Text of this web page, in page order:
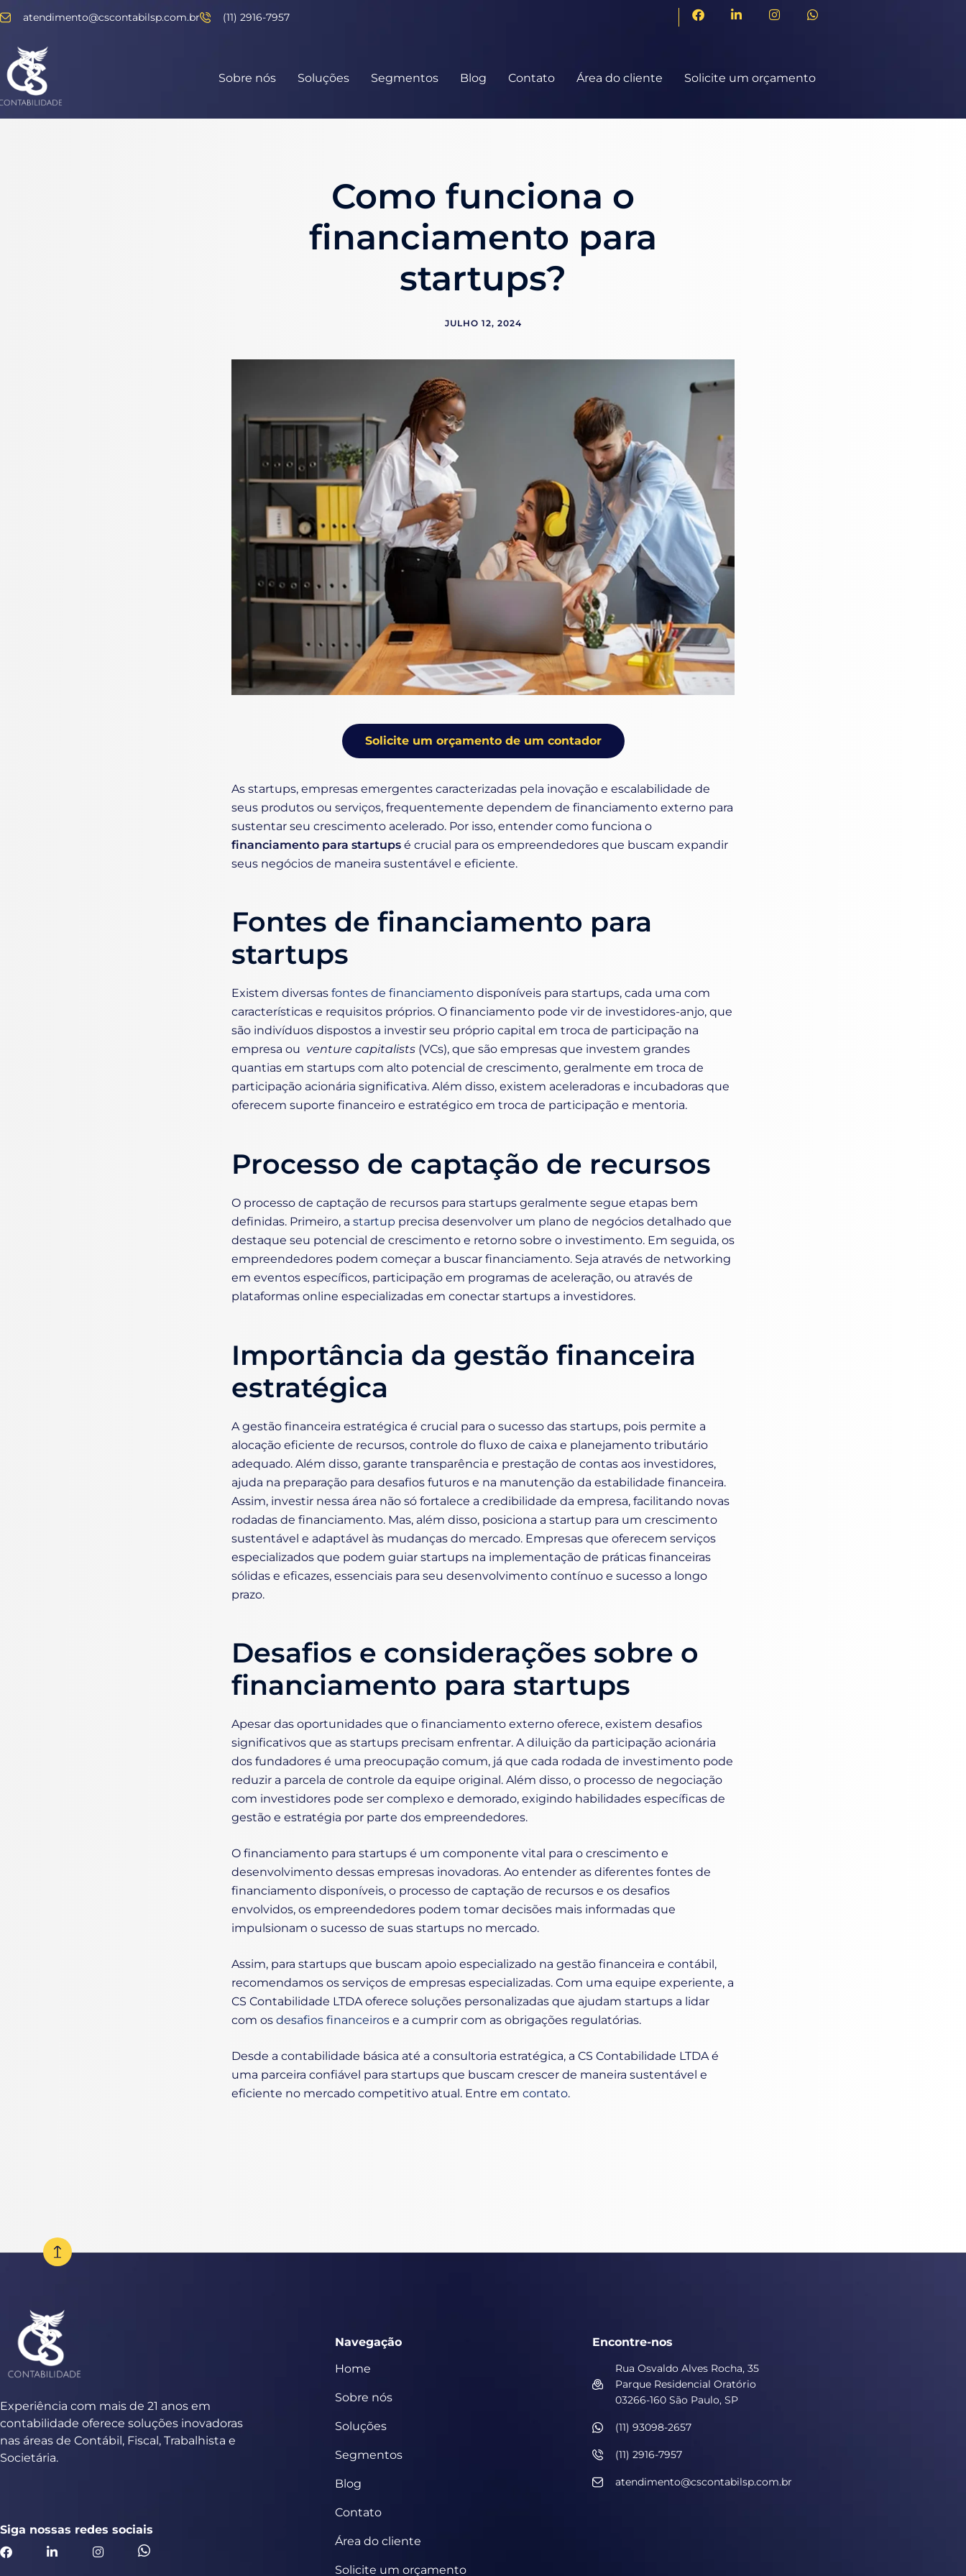
atendimento@cscontabilsp.com.br (11) 2916-7957
Sobre nós Soluções Segmentos Blog Contato Área do cliente Solicite um orçamento
Como funciona o
financiamento para
startups?
JULHO 12, 2024
Solicite um orçamento de um contador
As startups, empresas emergentes caracterizadas pela inovação e escalabilidade de
seus produtos ou serviços, frequentemente dependem de financiamento externo para
sustentar seu crescimento acelerado. Por isso, entender como funciona o
financiamento para startups é crucial para os empreendedores que buscam expandir
seus negócios de maneira sustentável e eficiente.
Fontes de financiamento para
startups
Existem diversas fontes de financiamento disponíveis para startups, cada uma com
características e requisitos próprios. O financiamento pode vir de investidores-anjo, que
são indivíduos dispostos a investir seu próprio capital em troca de participação na
empresa ou venture capitalists (VCs), que são empresas que investem grandes
quantias em startups com alto potencial de crescimento, geralmente em troca de
participação acionária significativa. Além disso, existem aceleradoras e incubadoras que
oferecem suporte financeiro e estratégico em troca de participação e mentoria.
Processo de captação de recursos
O processo de captação de recursos para startups geralmente segue etapas bem
definidas. Primeiro, a startup precisa desenvolver um plano de negócios detalhado que
destaque seu potencial de crescimento e retorno sobre o investimento. Em seguida, os
empreendedores podem começar a buscar financiamento. Seja através de networking
em eventos específicos, participação em programas de aceleração, ou através de
plataformas online especializadas em conectar startups a investidores.
Importância da gestão financeira
estratégica
A gestão financeira estratégica é crucial para o sucesso das startups, pois permite a
alocação eficiente de recursos, controle do fluxo de caixa e planejamento tributário
adequado. Além disso, garante transparência e prestação de contas aos investidores,
ajuda na preparação para desafios futuros e na manutenção da estabilidade financeira.
Assim, investir nessa área não só fortalece a credibilidade da empresa, facilitando novas
rodadas de financiamento. Mas, além disso, posiciona a startup para um crescimento
sustentável e adaptável às mudanças do mercado. Empresas que oferecem serviços
especializados que podem guiar startups na implementação de práticas financeiras
sólidas e eficazes, essenciais para seu desenvolvimento contínuo e sucesso a longo
prazo.
Desafios e considerações sobre o
financiamento para startups
Apesar das oportunidades que o financiamento externo oferece, existem desafios
significativos que as startups precisam enfrentar. A diluição da participação acionária
dos fundadores é uma preocupação comum, já que cada rodada de investimento pode
reduzir a parcela de controle da equipe original. Além disso, o processo de negociação
com investidores pode ser complexo e demorado, exigindo habilidades específicas de
gestão e estratégia por parte dos empreendedores.
O financiamento para startups é um componente vital para o crescimento e
desenvolvimento dessas empresas inovadoras. Ao entender as diferentes fontes de
financiamento disponíveis, o processo de captação de recursos e os desafios
envolvidos, os empreendedores podem tomar decisões mais informadas que
impulsionam o sucesso de suas startups no mercado.
Assim, para startups que buscam apoio especializado na gestão financeira e contábil,
recomendamos os serviços de empresas especializadas. Com uma equipe experiente, a
CS Contabilidade LTDA oferece soluções personalizadas que ajudam startups a lidar
com os desafios financeiros e a cumprir com as obrigações regulatórias.
Desde a contabilidade básica até a consultoria estratégica, a CS Contabilidade LTDA é
uma parceira confiável para startups que buscam crescer de maneira sustentável e
eficiente no mercado competitivo atual. Entre em contato.
Experiência com mais de 21 anos em
contabilidade oferece soluções inovadoras
nas áreas de Contábil, Fiscal, Trabalhista e
Societária.
Siga nossas redes sociais
Navegação
Home
Sobre nós
Soluções
Segmentos
Blog
Contato
Área do cliente
Solicite um orçamento
Encontre-nos
Rua Osvaldo Alves Rocha, 35
Parque Residencial Oratório
03266-160 São Paulo, SP
(11) 93098-2657
(11) 2916-7957
atendimento@cscontabilsp.com.br